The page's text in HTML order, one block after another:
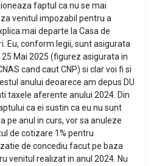
faptul ca nu se mai
venitul impozabil pentru a
mai departe la Casa de
Eu, conform legii, sunt asigurata
25 Mai 2025 (figurez asigurata in
cand caut CNP) si clar voi fi si
anului deoarece am depus DU
taxele aferente anului 2024. Din
ca ei sustin ca eu nu sunt
pe anul in curs, vor sa anuleze
de cotizare 1% pentru
de concediu facut pe baza
venitul realizat in anul 2024. Nu